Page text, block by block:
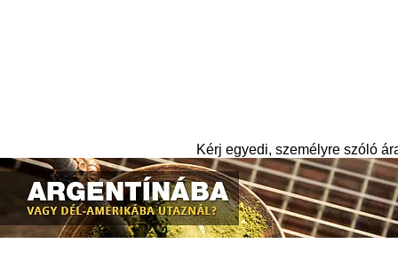
Kérj egyedi, személyre szóló